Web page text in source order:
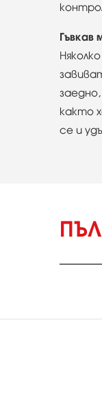
Гъвкав
както
се и